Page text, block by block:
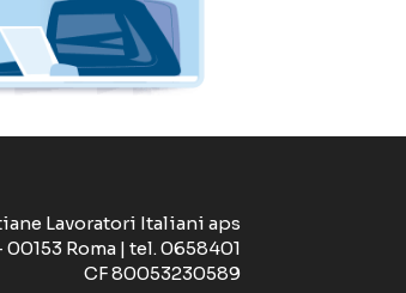
Lavoratori Italiani aps
Roma | tel. 0658401
CF 80053230589